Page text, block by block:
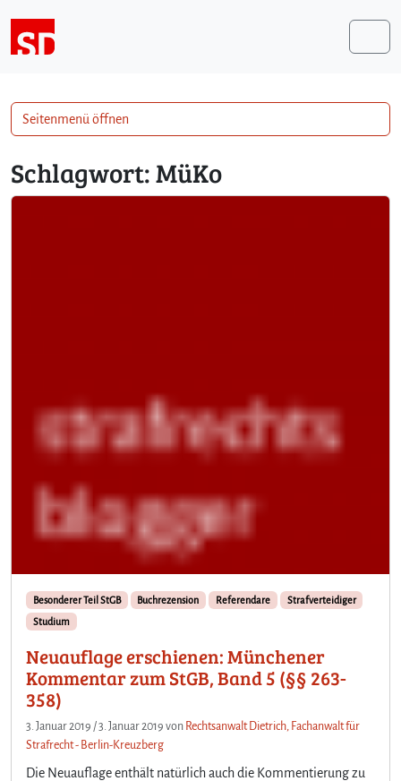
Schlagwort:MüKo
Besonderer Teil StGB Buchrezension Referendare
Strafverteidiger
Studium
Neuauflage erschienen: Münchener
Kommentar zum StGB, Band 5 (§§ 263-
358)
3. Januar 2019 /3. Januar 2019 von Rechtsanwalt Dietrich, Fachanwalt für
Strafrecht - Berlin-Kreuzberg
Die Neuauflage enthält natürlich auch die Kommentierung zu
Seitenmenü öffnen